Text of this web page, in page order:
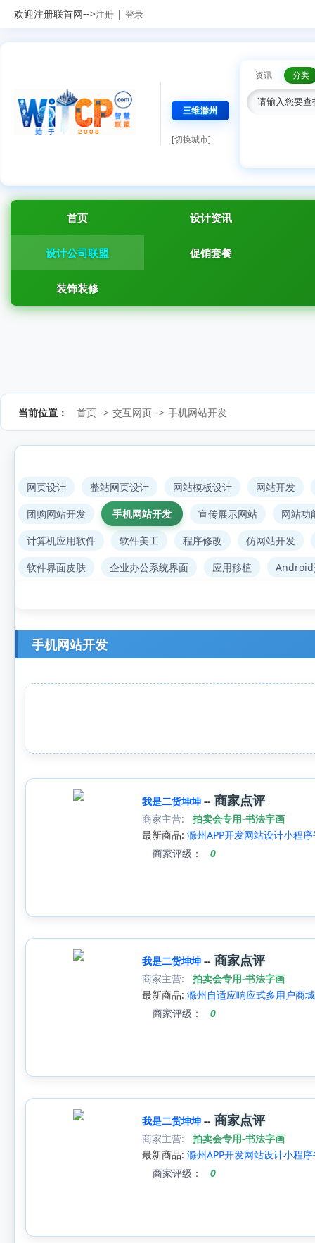
欢迎注册联首网-->注册 | 登录
三维滁州
[切换城市]
资讯 分类
首页 设计资讯
设计公司联盟 促销套餐
装饰装修
当前位置： 首页 -> 交互网页 -> 手机网站开发
网页设计 整站网页设计 网站模板设计
网站开发
团购网站开发
手机网站开发 宣传展示网站
网站功
计算机应用软件
软件美工 程序修改
仿网站开发
软件界面皮肤
企业办公系统界面 应用移植 Android
手机网站开发
我是二货坤坤 -- 商家点评
商家主营:
拍卖会专用-书法字画
最新商品: 滁州APP开发网站设计小程
商家评级：
0
我是二货坤坤 -- 商家点评
商家主营:
拍卖会专用-书法字画
最新商品: 滁州自适应响应式多用户商
商家评级：
0
我是二货坤坤 -- 商家点评
商家主营:
拍卖会专用-书法字画
最新商品: 滁州APP开发网站设计小程
商家评级：
0